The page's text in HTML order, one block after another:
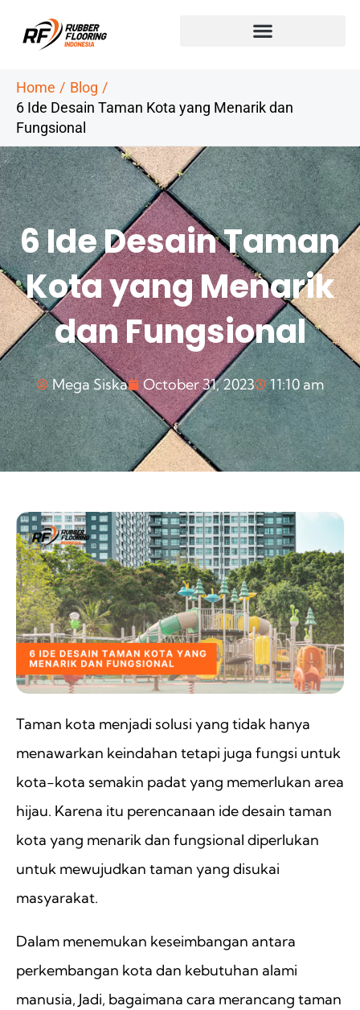
Home
Blog
6 Ide Desain Taman Kota yang Menarik dan
Fungsional
6 Ide Desain Taman
Kota yang Menarik
dan Fungsional
Mega Siska October 31, 2023 11:10 am
Taman kota menjadi solusi yang tidak hanya
menawarkan keindahan tetapi juga fungsi untuk
kota-kota semakin padat yang memerlukan area
hijau. Karena itu perencanaan ide desain taman
kota yang menarik dan fungsional diperlukan
untuk mewujudkan taman yang disukai
masyarakat.
Dalam menemukan keseimbangan antara
perkembangan kota dan kebutuhan alami
manusia, Jadi, bagaimana cara merancang taman